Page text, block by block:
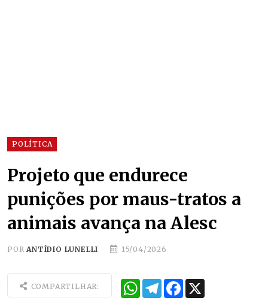
POLÍTICA
Projeto que endurece
punições por maus-tratos a
animais avança na Alesc
PORANTÍDIO LUNELLI 15/04/2026
COMPARTILHAR: WhatsApp
TelegramFacebook